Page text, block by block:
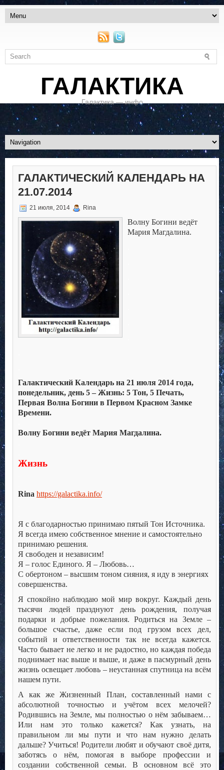
ГАЛАКТИКА
Галактика — инфо
ГАЛАКТИЧЕСКИЙ КАЛЕНДАРЬ НА
21.07.2014
21 июля, 2014 Rina
Волну Богини ведёт
Мария Магдалина.
Галактический Календарь на 21 июля 2014 года,
понедельник, день 5 – Жизнь: 5 Тон, 5 Печать,
Первая Волна Богини в Первом Красном Замке
Времени.
Волну Богини ведёт Мария Магдалина.
Жизнь
Rina https://galactika.info/
Я с благодарностью принимаю пятый Тон Источника.
Я всегда имею собственное мнение и самостоятельно
принимаю решения.
Я свободен и независим!
Я – голос Единого. Я – Любовь…
С обертоном – высшим тоном сияния, я иду в энергиях
совершенства.
Я спокойно наблюдаю мой мир вокруг. Каждый день
тысячи людей празднуют день рождения, получая
подарки и добрые пожелания. Родиться на Земле –
большое счастье, даже если под грузом всех дел,
событий и ответственности так не всегда кажется.
Часто бывает не легко и не радостно, но каждая победа
поднимает нас выше и выше, и даже в пасмурный день
жизнь освещает любовь – неустанная спутница на всём
нашем пути.
А как же Жизненный План, составленный нами с
абсолютной точностью и учётом всех мелочей?
Родившись на Земле, мы полностью о нём забываем…
Или нам это только кажется? Как узнать, на
правильном ли мы пути и что нам нужно делать
дальше? Учиться! Родители любят и обучают своё дитя,
заботясь о нём, помогая в выборе профессии и
создании собственной семьи. В основном всё это